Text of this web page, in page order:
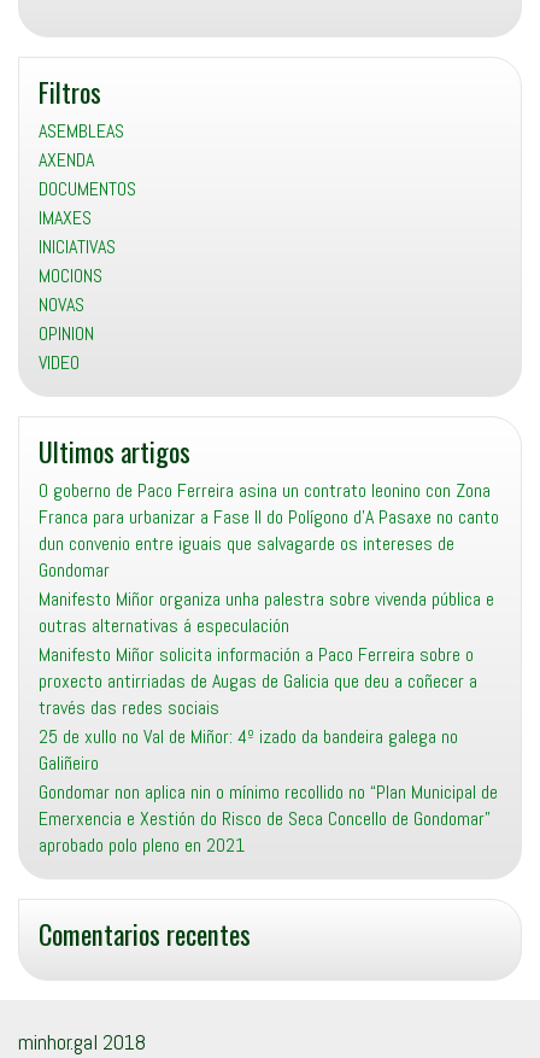
Filtros
ASEMBLEAS
AXENDA
DOCUMENTOS
IMAXES
INICIATIVAS
MOCIONS
NOVAS
OPINION
VIDEO
Ultimos artigos
O goberno de Paco Ferreira asina un contrato leonino con Zona
Franca para urbanizar a Fase II do Polígono d’A Pasaxe no canto
dun convenio entre iguais que salvagarde os intereses de
Gondomar
Manifesto Miñor organiza unha palestra sobre vivenda pública e
outras alternativas á especulación
Manifesto Miñor solicita información a Paco Ferreira sobre o
proxecto antirriadas de Augas de Galicia que deu a coñecer a
través das redes sociais
25 de xullo no Val de Miñor: 4º izado da bandeira galega no
Galiñeiro
Gondomar non aplica nin o mínimo recollido no “Plan Municipal de
Emerxencia e Xestión do Risco de Seca Concello de Gondomar”
aprobado polo pleno en 2021
Comentarios recentes
minhor.gal 2018